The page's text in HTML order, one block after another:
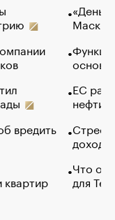
вредить
квартир
Маск в
основ
ЕС
нефти
Что
для